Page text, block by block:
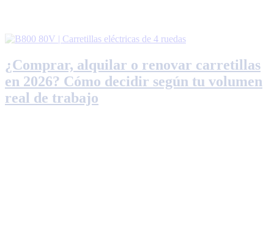
¿Comprar, alquilar o renovar carretillas
en 2026? Cómo decidir según tu volumen
real de trabajo